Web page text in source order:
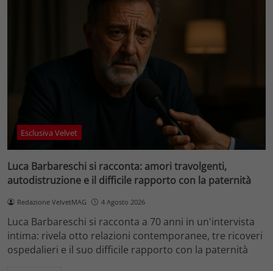
Esclusiva Velvet
Luca Barbareschi si racconta: amori travolgenti,
autodistruzione e il difficile rapporto con la paternità
Redazione VelvetMAG 4 Agosto 2026
Luca Barbareschi si racconta a 70 anni in un'intervista
intima: rivela otto relazioni contemporanee, tre ricoveri
ospedalieri e il suo difficile rapporto con la paternità